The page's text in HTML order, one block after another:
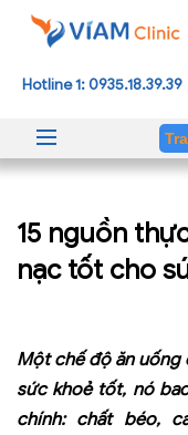
Hotline 1: 0935.18.39.39
15 nguồn
nạc tốt cho
Một chế độ ăn
sức khoẻ tốt, nó
chính: chất béo,